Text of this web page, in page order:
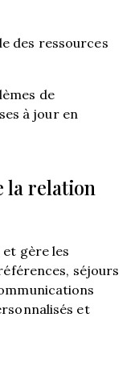
des ressources
de
à jour en
la relation
et gère les
séjours
et